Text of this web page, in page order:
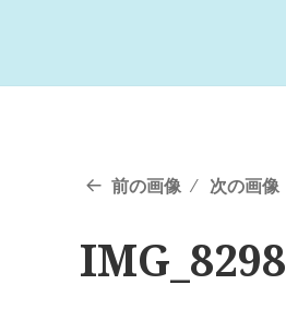
前の画像 次の画像
IMG_8298